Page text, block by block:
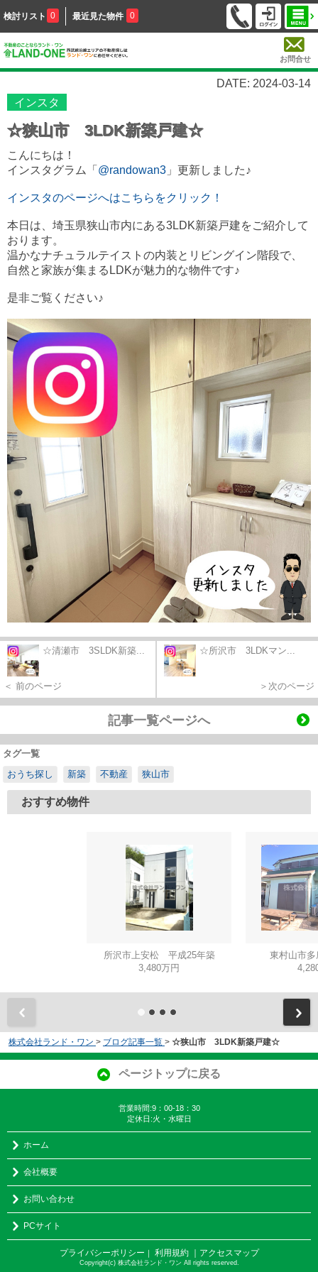
検討リスト 0 最近見た物件 0
お問合せ
DATE: 2024-03-14
インスタ
☆狭山市 3LDK新築戸建☆
こんにちは！
インスタグラム「 @randowan3 」更新しました♪
インスタのページへはこちらをクリック！
本日は、埼玉県狭山市内にある3LDK新築戸建をご紹介して
おります。
温かなナチュラルテイストの内装とリビングイン階段で、
自然と家族が集まるLDKが魅力的な物件です♪
是非ご覧ください♪
☆清瀬市 3SLDK新築...
＜ 前のページ
☆所沢市 3LDKマン...
＞次のページ
記事一覧ページへ
タグ一覧
おうち探し
新築 不動産 狭山市
おすすめ物件
所沢市上安松 平成25年築
3,480万円
東村山市
株式会社ランド・ワン > ブログ記事一覧 > ☆狭山市 3LDK新築戸建☆
ページトップに戻る
営業時間:9：00-18：30
定休日:火・水曜日
ホーム
会社概要
お問い合わせ
PCサイト
プライバシーポリシー 利用規約 ｜アクセスマップ
Copyright(c) 株式会社ランド・ワン All rights reserved.